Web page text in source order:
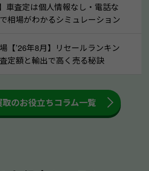
い車は、車内のシートや座席の下
も多いです。シミや汚れが付着して
簡単な清掃だけで取り除けることも
にチェックして、清掃をしておくの
限り必要はありません。査定に影響
いため、そのままお持ちいただいて
車査定は個人情報なし・電話な
相場がわかるシミュレーション
【’26年8月】リセールランキン
定額と輸出で高く売る秘訣
取のお役立ちコラム一覧